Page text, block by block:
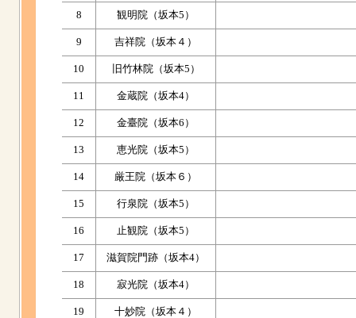
8 観明院（坂本5）
9 吉祥院（坂本４）
10 旧竹林院（坂本5）
11 金蔵院（坂本4）
12 金臺院（坂本6）
13 恵光院（坂本5）
14 厳王院（坂本６）
15 行泉院（坂本5）
16 止観院（坂本5）
17 滋賀院門跡（坂本4）
18 寂光院（坂本4）
19 十妙院（坂本４）